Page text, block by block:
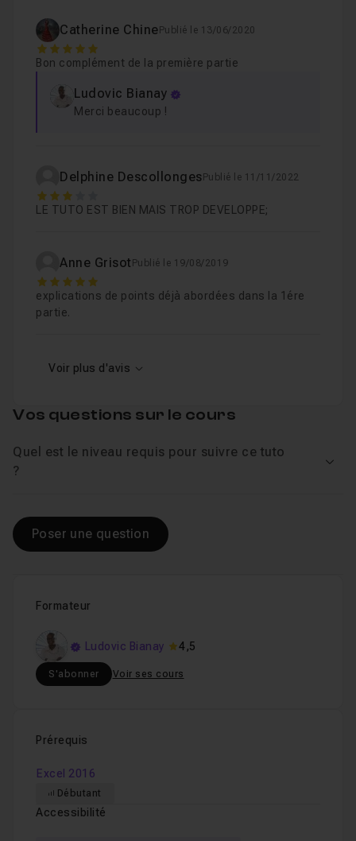
Chapitre 8 : Dites ce que vous voulez faire
Chapitre 9 : Les équations manuscrites
Chapitre 11 : Récupération des données non
Chapitre 12 : Recherche intelligente
Catherine Chine Publié le 13/06/2020
5
Bon complément de la première partie
Ludovic Bianay
Merci beaucoup !
Delphine Descollonges Publié le 11/11/2022
3
LE TUTO EST BIEN MAIS TROP DEVELOPPE;
Anne Grisot Publié le 19/08/2019
5
explications de points déjà abordées dans la 1ére
partie.
Voir plus d'avis
Formateur
Ludovic Bianay 4,5
S'abonner Voir ses cours
Prérequis
Excel 2016
Débutant
Accessibilité
Vos questions sur le cours
Quel est le niveau requis pour suivre ce tuto
?
Poser une question